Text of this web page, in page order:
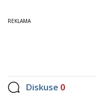
Diskuse 0